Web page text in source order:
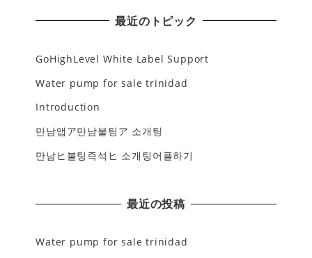
最近のトピック
GoHighLevel White Label Support
Water pump for sale trinidad
Introduction
만남앱ア만남불팅ア 소개팅
만남ヒ불팅즉석ヒ 소개팅어플하기
最近の投稿
Water pump for sale trinidad